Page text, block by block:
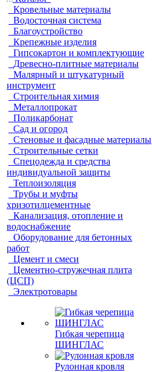
Кровельные материалы
Водосточная система
Благоустройство
Крепежные изделия
Гипсокартон и комплектующие
Древесно-плитные материалы
Малярный и штукатурный
инструмент
Строительная химия
Металлопрокат
Поликарбонат
Сад и огород
Стеновые и фасадные материалы
Строительные сетки
Спецодежда и средства
индивидуальной защиты
Теплоизоляция
Трубы и муфты
хризотилцементные
Канализация, отопление и
водоснабжение
Оборудование для бетонных
работ
Цемент и смеси
Цементно-стружечная плита
(ЦСП)
Электротовары
Гибкая черепица
ШИНГЛАС
Рулонная кровля